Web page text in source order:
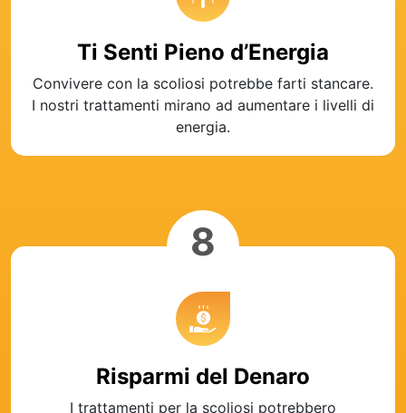
Ti Senti Pieno d’Energia
Convivere con la scoliosi potrebbe farti stancare.
I nostri trattamenti mirano ad aumentare i livelli di
energia.
8
Risparmi del Denaro
I trattamenti per la scoliosi potrebbero